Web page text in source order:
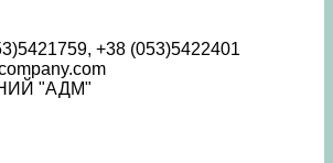
+38 (053)5422401
"АДМ"